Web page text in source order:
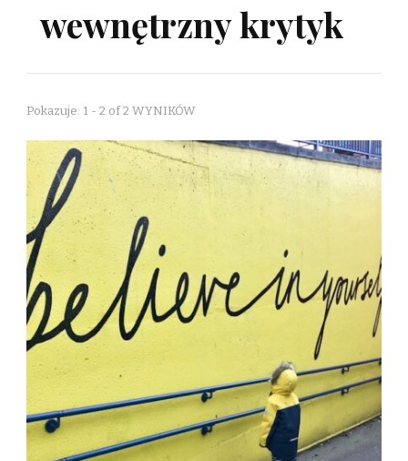
wewnętrzny krytyk
Pokazuje: 1 - 2 of 2 WYNIKÓW